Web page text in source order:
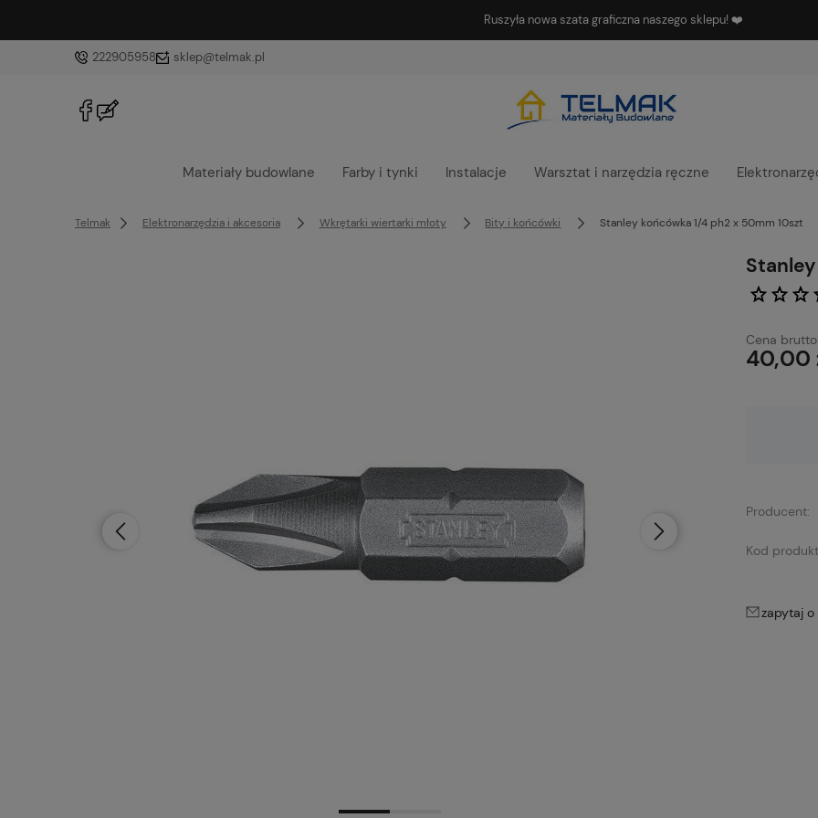
Ruszyła nowa szata graficzna naszego sklepu! ❤️
222905958 sklep@telmak.pl
Materiały budowlane Farby i tynki Instalacje Warsztat i narzędzia ręczne
Telmak Elektronarzędzia i akcesoria Wkrętarki wiertarki młoty Bity i końcówki Stanley końcówka 1/4 ph2 x 50mm 10szt
Cena
40,00
Producent:
Kod
zapytaj